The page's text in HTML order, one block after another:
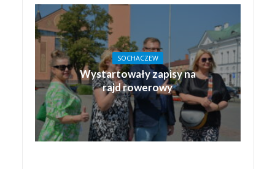
SOCHACZEW
Wystartowały zapisy na
rajd rowerowy